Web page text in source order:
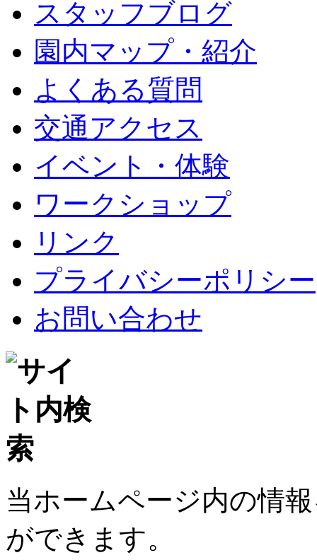
スタッフブログ
園内マップ・紹介
よくある質問
交通アクセス
イベント・体験
ワークショップ
リンク
プライバシーポリシー
お問い合わせ
当ホームページ内の情
ができます。